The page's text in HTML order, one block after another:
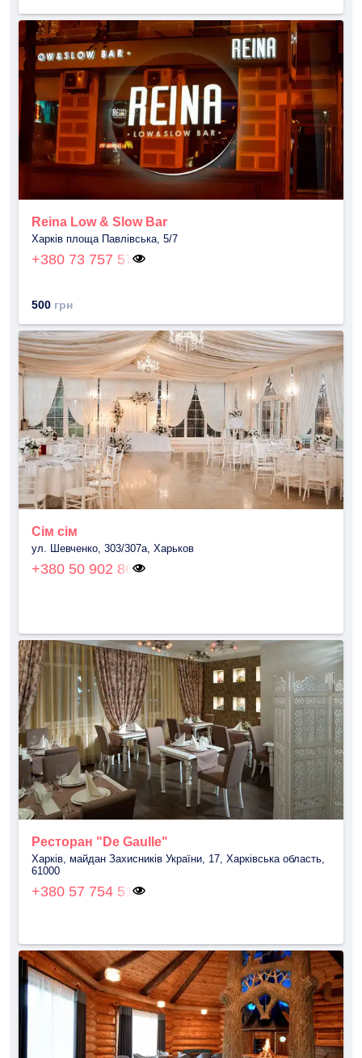
Reina Low & Slow Bar
Харків площа Павлівська, 5/7
+380 73 757 57
500 грн
Сім сім
ул. Шевченко, 303/307а, Харьков
+380 50 902 86
Ресторан "De Gaulle"
Харків, майдан Захисників України, 17, Харківська область,
61000
+380 57 754 51